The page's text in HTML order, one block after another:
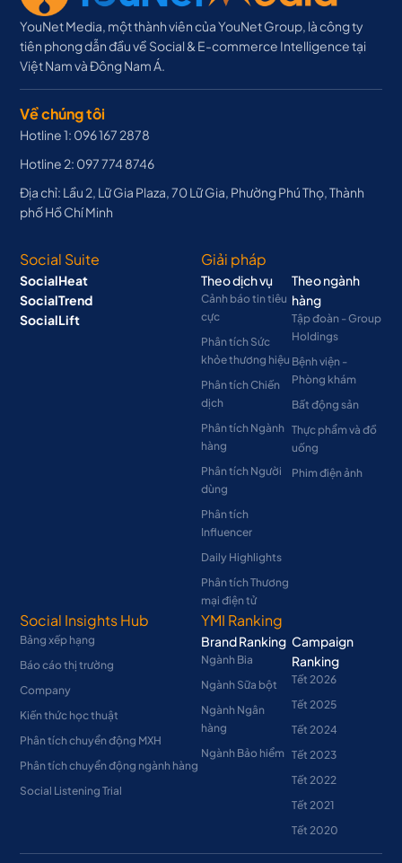
YouNet Media, một thành viên của YouNet Group, là công ty
tiên phong dẫn đầu về Social & E-commerce Intelligence tại
Việt Nam và Đông Nam Á.
Về chúng tôi
Hotline 1: 096 167 2878
Hotline 2: 097 774 8746
Địa chỉ: Lầu 2, Lữ Gia Plaza, 70 Lữ Gia, Phường Phú Thọ, Thành
phố Hồ Chí Minh
Social Suite
SocialHeat
SocialTrend
SocialLift
Giải pháp
Theo dịch vụ
Cảnh báo tin tiêu
cực
Phân tích Sức
khỏe thương hiệu
Phân tích Chiến
dịch
Phân tích Ngành
hàng
Phân tích Người
dùng
Phân tích
Influencer
Daily Highlights
Phân tích Thương
mại điện tử
Theo ngành
hàng
Tập đoàn - Group
Holdings
Bệnh viện -
Phòng khám
Bất động sản
Thực phẩm và đồ
uống
Phim điện ảnh
Social Insights Hub
Bảng xếp hạng
Báo cáo thị trường
Company
Kiến thức học thuật
Phân tích chuyển động MXH
Phân tích chuyển động ngành hàng
Social Listening Trial
YMI Ranking
Brand Ranking
Ngành Bia
Ngành Sữa bột
Ngành Ngân
hàng
Ngành Bảo hiểm
Campaign
Ranking
Tết 2026
Tết 2025
Tết 2024
Tết 2023
Tết 2022
Tết 2021
Tết 2020